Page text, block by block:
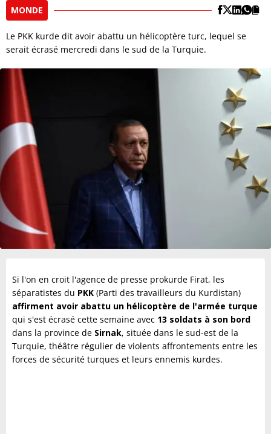
MONDE
Le PKK kurde dit avoir abattu un hélicoptère turc, lequel se
serait écrasé mercredi dans le sud de la Turquie.
Si l'on en croit l'agence de presse prokurde Firat, les
séparatistes du PKK (Parti des travailleurs du Kurdistan)
affirment avoir abattu un hélicoptère de l'armée turque
qui s'est écrasé cette semaine avec 13 soldats à son bord
dans la province de Sirnak, située dans le sud-est de la
Turquie, théâtre régulier de violents affrontements entre les
forces de sécurité turques et leurs ennemis kurdes.